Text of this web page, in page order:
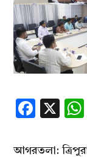
X
আগরতলা: